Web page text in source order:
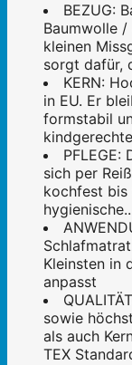
BEZUG:
Baumwolle
kleinen
sorgt dafür,
KERN:
in EU. Er
formstabil
sich per
kochfest bis
Kleinsten in
anpasst
sowie
als auch
TEX